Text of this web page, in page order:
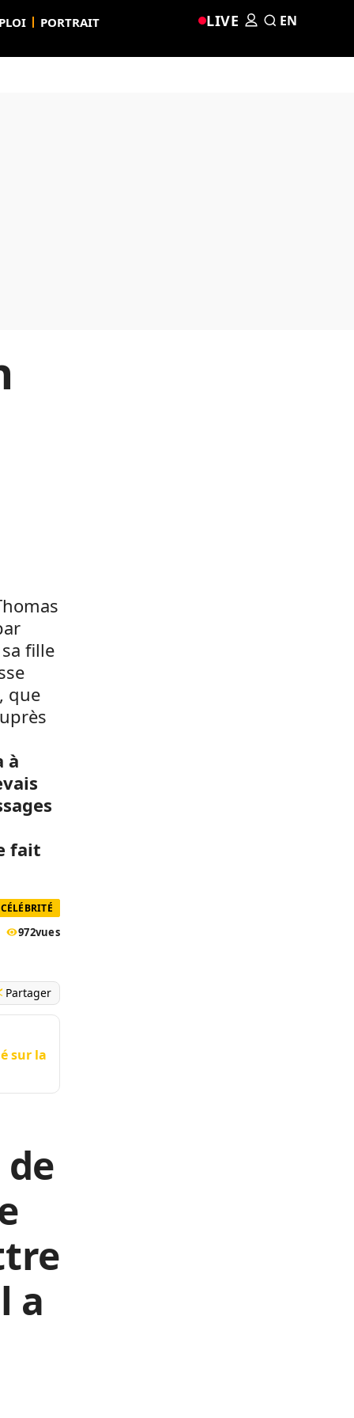
PORTRAIT LIVE EN
fille
que
à
fait
CÉLÉBRITÉ
972vues
Partager
sur la
a